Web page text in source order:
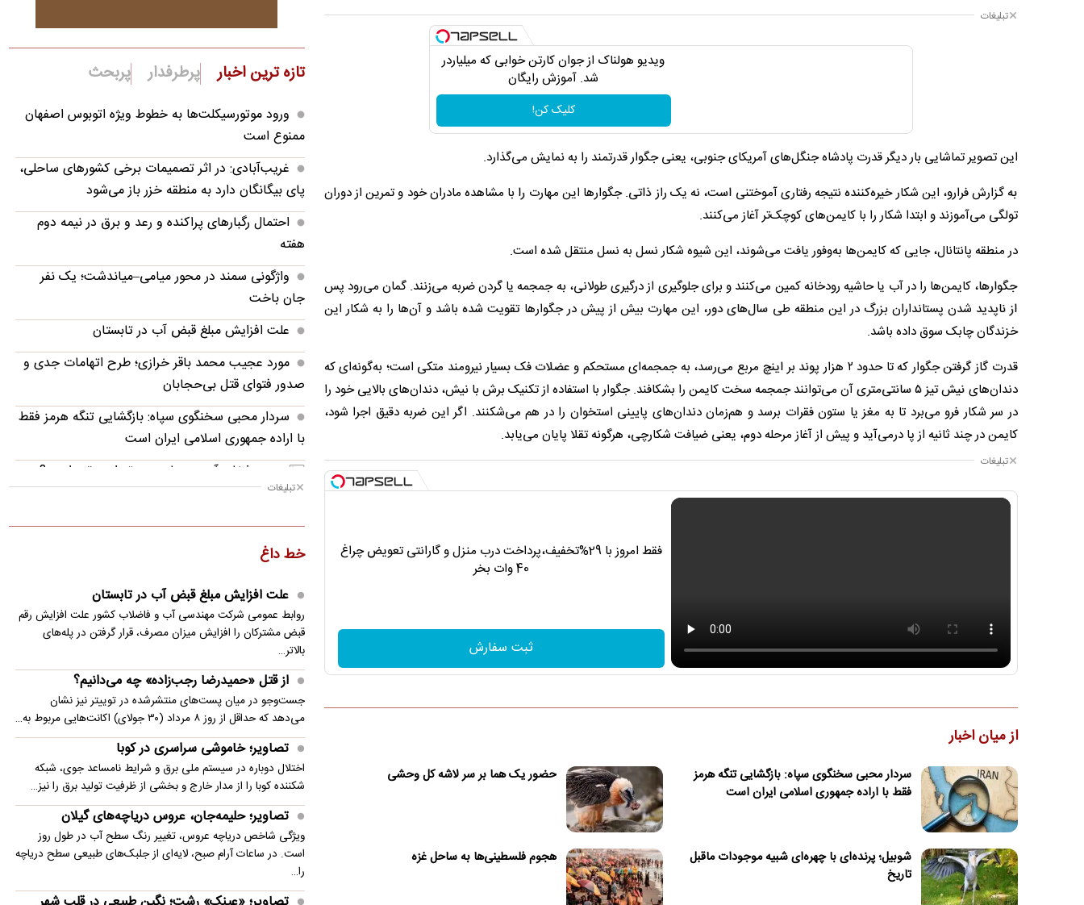
تبلیغات
ویدیو هولناک از جوان کارتن خوابی که میلیاردر
شد. آموزش رایگان
کلیک کن!
این تصویر تماشایی بار دیگر قدرت پادشاه جنگل‌های آمریکای جنوبی، یعنی جگوار قدرتمند را به نمایش می‌گذارد.
به گزارش فرارو، این شکار خیره‌کننده نتیجه رفتاری آموختنی است، نه یک راز ذاتی. جگوارها این مهارت را با مشاهده مادران خود و تمرین از دوران
تولگی می‌آموزند و ابتدا شکار را با کایمن‌های کوچک‌تر آغاز می‌کنند.
در منطقه پانتانال، جایی که کایمن‌ها به‌وفور یافت می‌شوند، این شیوه شکار نسل به نسل منتقل شده است.
جگوارها، کایمن‌ها را در آب یا حاشیه رودخانه کمین می‌کنند و برای جلوگیری از درگیری طولانی، به جمجمه یا گردن ضربه می‌زنند. گمان می‌رود پس
از ناپدید شدن پستانداران بزرگ در این منطقه طی سال‌های دور، این مهارت بیش از پیش در جگوارها تقویت شده باشد و آن‌ها را به شکار این
خزندگان چابک سوق داده باشد.
قدرت گاز گرفتن جگوار که تا حدود ۲ هزار پوند بر اینچ مربع می‌رسد، به جمجمه‌ای مستحکم و عضلات فک بسیار نیرومند متکی است؛ به‌گونه‌ای که
دندان‌های نیش تیز ۵ سانتی‌متری آن می‌توانند جمجمه سخت کایمن را بشکافند. جگوار با استفاده از تکنیک برش با نیش، دندان‌های بالایی خود را
در سر شکار فرو می‌برد تا به مغز یا ستون فقرات برسد و هم‌زمان دندان‌های پایینی استخوان را در هم می‌شکنند. اگر این ضربه دقیق اجرا شود،
کایمن در چند ثانیه از پا درمی‌آید و پیش از آغاز مرحله دوم، یعنی ضیافت شکارچی، هرگونه تقلا پایان می‌یابد.
تبلیغات
فقط امروز با 29%تخفیف،پرداخت درب منزل و گارانتی تعویض چراغ
40 وات بخر
ثبت سفارش
از میان اخبار
سردار محبی سخنگوی سپاه: بازگشایی تنگه‌ هرمز
فقط با اراده جمهوری اسلامی ایران است
حضور یک هما بر سر لاشه‌ کل وحشی
شوبیل؛ پرنده‌ای با چهره‌ای شبیه موجودات ماقبل
تاریخ
هجوم فلسطینی‌ها به ساحل غزه
تازه ترین اخبار پرطرفدار پربحث
ورود موتورسیکلت‌ها به خطوط ویژه اتوبوس اصفهان
ممنوع است
غریب‌آبادی: در اثر تصمیمات برخی کشورهای ساحلی،
پای بیگانگان دارد به منطقه خزر باز می‌شود
احتمال رگبارهای پراکنده و رعد و برق در نیمه دوم
هفته
واژگونی سمند در محور میامی–میاندشت؛ یک نفر
جان باخت
علت افزایش مبلغ قبض آب در تابستان
مورد عجیب محمد باقر خرازی؛ طرح اتهامات جدی و
صدور فتوای قتل بی‌حجابان
سردار محبی سخنگوی سپاه: بازگشایی تنگه‌ هرمز فقط
با اراده جمهوری اسلامی ایران است
حجم ذخایر آب سدهای مهم تهران چقدر است؟
در انتظار بررسی دیوان عالی کشور
لحظه انفجار مرگبار در جرمانا سوریه
آخرین وضعیت ساختمان‌های آسیب‌دیده در جنگ/
آغاز ساخت پارکینگ - پناهگاه‌ها در تهران
حضور یک هما بر سر لاشه‌ کل وحشی
شوبیل؛ پرنده‌ای با چهره‌ای شبیه موجودات ماقبل
تاریخ
تبلیغات
خط داغ
علت افزایش مبلغ قبض آب در تابستان
روابط عمومی شرکت مهندسی آب و فاضلاب کشور علت افزایش رقم
قبض مشترکان را افزایش میزان مصرف، قرار گرفتن در پله‌های
بالاتر…
از قتل «حمیدرضا رجب‌زاده» چه می‌دانیم؟
جست‌وجو در میان پست‌های منتشرشده در توییتر نیز نشان
می‌دهد که حداقل از روز ۸ مرداد (۳۰ جولای) اکانت‌هایی مربوط به…
تصاویر؛ خاموشی سراسری در کوبا
اختلال دوباره در سیستم ملی برق و شرایط نامساعد جوی، شبکه
شکننده کوبا را از مدار خارج و بخشی از ظرفیت تولید برق را نیز…
تصاویر؛ حلیمه‌جان، عروس دریاچه‌های گیلان
ویژگی شاخص دریاچه عروس، تغییر رنگ سطح آب در طول روز
است. در ساعات آرام صبح، لایه‌ای از جلبک‌های طبیعی سطح دریاچه
را…